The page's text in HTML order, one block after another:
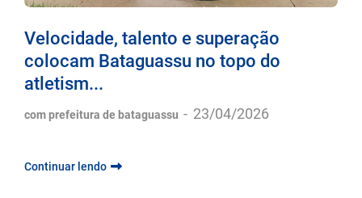
Velocidade, talento e superação
colocam Bataguassu no topo do
atletism...
com prefeitura de bataguassu - 23/04/2026
Continuar lendo